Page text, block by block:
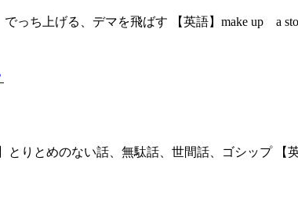
でっち上げる、デマを飛ばす 【英語】make up
とりとめのない話、無駄話、世間話、ゴシップ